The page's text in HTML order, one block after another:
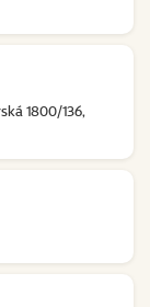
1800/136,